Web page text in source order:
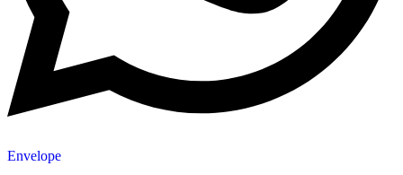
Envelope